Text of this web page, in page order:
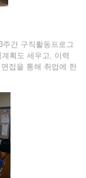
간 구직활동프로그
획도 세우고, 이력
접을 통해 취업에 한